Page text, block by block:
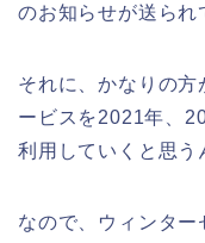
のお知らせが送られ
それに、かなりの
ービスを2021年、
利用していくと思う
なので、ウィンタ